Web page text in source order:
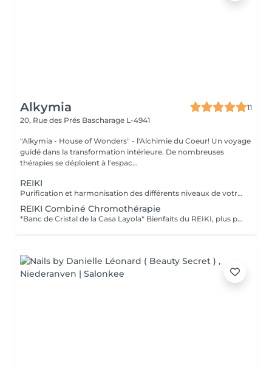
Alkymia
11
20, Rue des Prés Bascharage L-4941
"Alkymia - House of Wonders" - l'Alchimie du Coeur! Un voyage
guidé dans la transformation intérieure. De nombreuses
thérapies se déploient à l'espac...
REIKI
Purification et harmonisation des différents niveaux de votre être physique, émotionnel, mental et spirituel.
REIKI Combiné Chromothérapie
*Banc de Cristal de la Casa Layola* Bienfaits du REIKI, plus purification des corps subtils de l'Être dans sa globalité, permet une meilleure connexion à soi, une relaxation intense, un meilleur ancrage et une clarté d'esprit...